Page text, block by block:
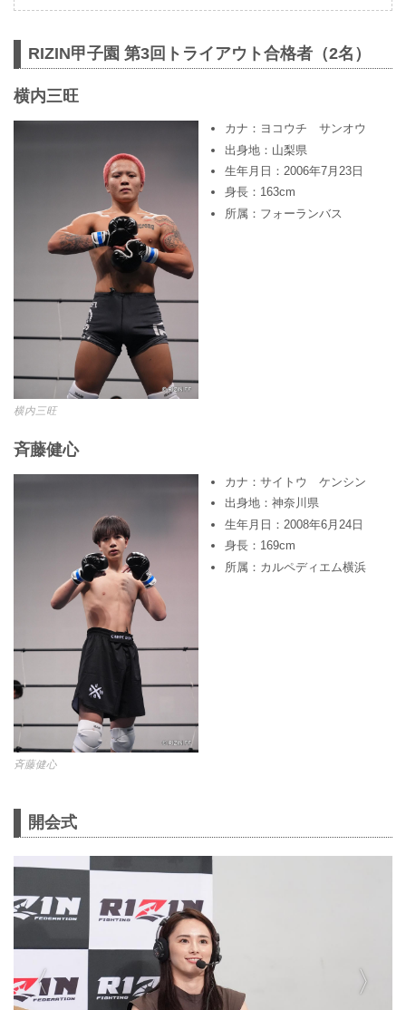
RIZIN甲子園 第3回トライアウト合格者（2名）
横内三旺
横内三旺
カナ：ヨコウチ サンオウ
出身地：山梨県
生年月日：2006年7月23日
身長：163cm
所属：フォーランバス
⻫藤健心
⻫藤健心
カナ：サイトウ ケンシン
出身地：神奈川県
生年月日：2008年6月24日
身長：169cm
所属：カルペディエム横浜
開会式